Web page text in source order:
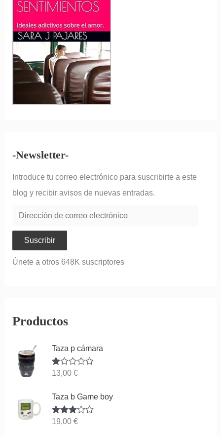
-Newsletter-
Introduce tu correo electrónico para suscribirte a este
blog y recibir avisos de nuevas entradas.
Suscribir
Únete a otros 648K suscriptores
Productos
Taza p cámara
Va
o
co
n
1.
13,00 €
Taza b Game boy
Valorado
19,00 €